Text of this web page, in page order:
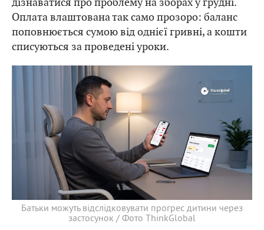
Оплата влаштована так само прозоро: баланс
поповнюється сумою від однієї гривні, а кошти
списуються за проведені уроки.
Батьки можуть відслідковувати прогрес дитини через
застосунок / Фото ThinkGlobal